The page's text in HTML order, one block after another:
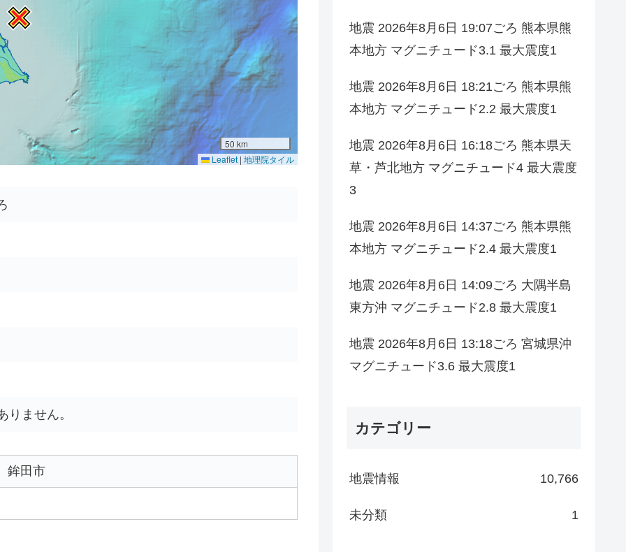
50 km
Leaflet | 地理院タイル
りません。
鉾田市
地震 2026年8月6日 19:07ごろ 熊本県熊
本地方 マグニチュード3.1 最大震度1
地震 2026年8月6日 18:21ごろ 熊本県熊
本地方 マグニチュード2.2 最大震度1
地震 2026年8月6日 16:18ごろ 熊本県天
草・芦北地方 マグニチュード4 最大震度
3
地震 2026年8月6日 14:37ごろ 熊本県熊
本地方 マグニチュード2.4 最大震度1
地震 2026年8月6日 14:09ごろ 大隅半島
東方沖 マグニチュード2.8 最大震度1
地震 2026年8月6日 13:18ごろ 宮城県沖
マグニチュード3.6 最大震度1
カテゴリー
地震情報 10,766
未分類 1